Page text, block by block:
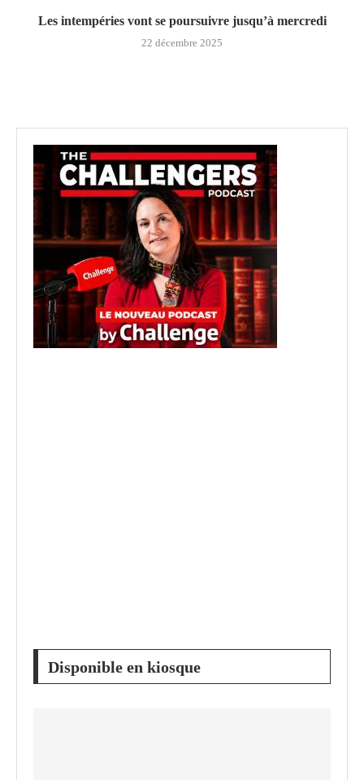
Les intempéries vont se poursuivre jusqu’à mercredi
22 décembre 2025
Disponible en kiosque